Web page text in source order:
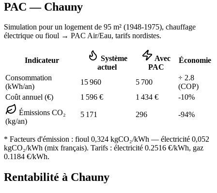
PAC — Chauny
Simulation pour un logement de 95 m² (1948-1975), chauffage
électrique ou fioul → PAC Air/Eau, tarifs nordistes.
Indicateur
Système
actuel
Avec
PAC
Économie
Consommation
(kWh/an)
15 960 5 700
÷ 2.8
(COP)
Coût annuel (€)
1 596 € 1 434 € -10%
Émissions CO₂
(kg/an)
5 171 296 -94%
* Facteurs d'émission : fioul 0,324 kgCO₂/kWh — électricité 0,052
kgCO₂/kWh (mix français). Tarifs : électricité 0.2516 €/kWh, gaz
0.1184 €/kWh.
Rentabilité à Chauny